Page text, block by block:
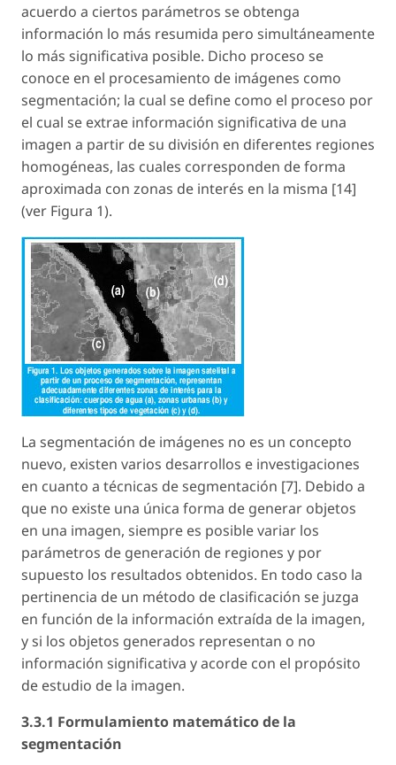
acuerdo a ciertos parámetros se obtenga
información lo más resumida pero simultáneamente
lo más significativa posible. Dicho proceso se
conoce en el procesamiento de imágenes como
segmentación; la cual se define como el proceso por
el cual se extrae información significativa de una
imagen a partir de su división en diferentes regiones
homogéneas, las cuales corresponden de forma
aproximada con zonas de interés en la misma [14]
(ver Figura 1).
La segmentación de imágenes no es un concepto
nuevo, existen varios desarrollos e investigaciones
en cuanto a técnicas de segmentación [7]. Debido a
que no existe una única forma de generar objetos
en una imagen, siempre es posible variar los
parámetros de generación de regiones y por
supuesto los resultados obtenidos. En todo caso la
pertinencia de un método de clasificación se juzga
en función de la información extraída de la imagen,
y si los objetos generados representan o no
información significativa y acorde con el propósito
de estudio de la imagen.
3.3.1 Formulamiento matemático de la
segmentación